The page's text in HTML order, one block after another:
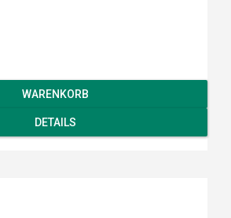
WARENKORB
DETAILS